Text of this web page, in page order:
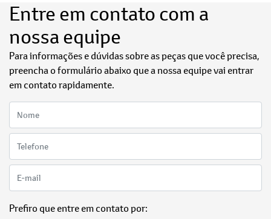
Entre em contato com a
nossa equipe
Para informações e dúvidas sobre as peças que você precisa,
preencha o formulário abaixo que a nossa equipe vai entrar
em contato rapidamente.
Prefiro que entre em contato por: